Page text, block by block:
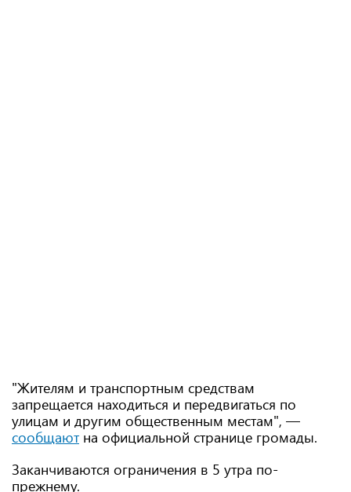
"Жителям и транспортным средствам
запрещается находиться и передвигаться по
улицам и другим общественным местам", —
сообщаютна официальной странице громады.
Заканчиваются ограничения в 5 утра по-
прежнему.